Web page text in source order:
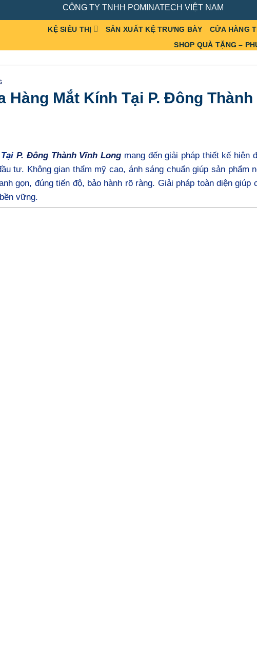
CÔNG TY TNHH POMINATECH VIỆT NAM
KỆ SIÊU THỊ SẢN XUẤT KỆ TRƯNG BÀY
CỬA HÀNG
SHOP QUÀ TẶNG –
Hàng Mắt Kính Tại P. Đông Thành
TạiP. Đông Thành Vĩnh Long mang đến giải pháp thiết kế hiện
tư. Không gian thẩm mỹ cao, ánh sáng chuẩn giúp sản phẩm
gọn, đúng tiến độ, bảo hành rõ ràng. Giải pháp toàn diện giúp
vững.